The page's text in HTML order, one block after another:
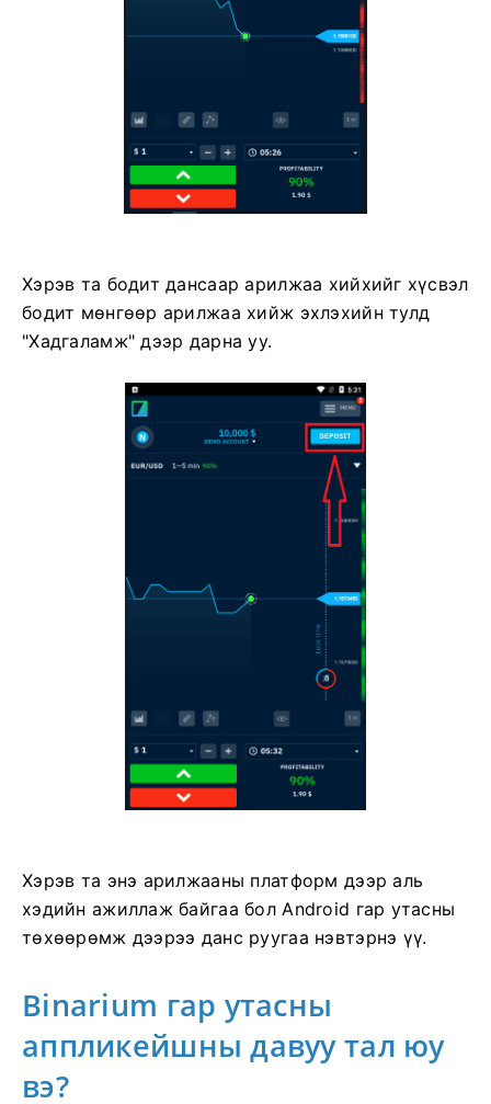
Хэрэв та бодит дансаар арилжаа хийхийг хүсвэл
бодит мөнгөөр ​​арилжаа хийж эхлэхийн тулд
"Хадгаламж" дээр дарна уу.
Хэрэв та энэ арилжааны платформ дээр аль
хэдийн ажиллаж байгаа бол Android гар утасны
төхөөрөмж дээрээ данс руугаа нэвтэрнэ үү.
Binarium гар утасны
аппликейшны давуу тал юу
вэ?